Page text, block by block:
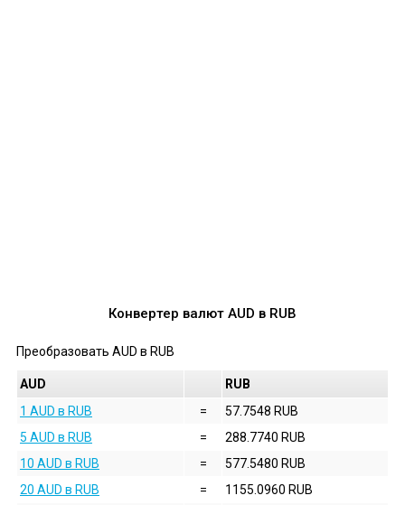
Конвертер валют AUD в RUB
Преобразовать AUD в RUB
AUD
RUB
1 AUD в RUB
=
57.7548 RUB
5 AUD в RUB
=
288.7740 RUB
10 AUD в RUB
=
577.5480 RUB
20 AUD в RUB
=
1155.0960 RUB